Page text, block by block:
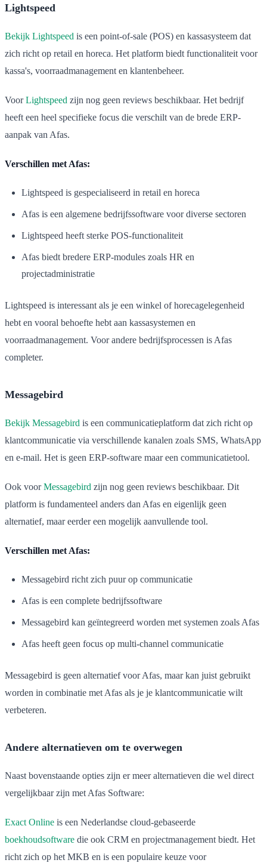
Lightspeed
Bekijk Lightspeed is een point-of-sale (POS) en kassasysteem dat
zich richt op retail en horeca. Het platform biedt functionaliteit voor
kassa's, voorraadmanagement en klantenbeheer.
VoorLightspeed zijn nog geen reviews beschikbaar. Het bedrijf
heeft een heel specifieke focus die verschilt van de brede ERP-
aanpak van Afas.
Verschillen met Afas:
Lightspeed is gespecialiseerd in retail en horeca
Afas is een algemene bedrijfssoftware voor diverse sectoren
Lightspeed heeft sterke POS-functionaliteit
Afas biedt bredere ERP-modules zoals HR en
projectadministratie
Lightspeed is interessant als je een winkel of horecagelegenheid
hebt en vooral behoefte hebt aan kassasystemen en
voorraadmanagement. Voor andere bedrijfsprocessen is Afas
completer.
Messagebird
Bekijk Messagebird is een communicatieplatform dat zich richt op
klantcommunicatie via verschillende kanalen zoals SMS, WhatsApp
en e-mail. Het is geen ERP-software maar een communicatietool.
Ook voorMessagebird zijn nog geen reviews beschikbaar. Dit
platform is fundamenteel anders dan Afas en eigenlijk geen
alternatief, maar eerder een mogelijk aanvullende tool.
Verschillen met Afas:
Messagebird richt zich puur op communicatie
Afas is een complete bedrijfssoftware
Messagebird kan geïntegreerd worden met systemen zoals Afas
Afas heeft geen focus op multi-channel communicatie
Messagebird is geen alternatief voor Afas, maar kan juist gebruikt
worden in combinatie met Afas als je je klantcommunicatie wilt
verbeteren.
Andere alternatieven om te overwegen
Naast bovenstaande opties zijn er meer alternatieven die wel direct
vergelijkbaar zijn met Afas Software:
Exact Online is een Nederlandse cloud-gebaseerde
boekhoudsoftware die ook CRM en projectmanagement biedt. Het
richt zich op het MKB en is een populaire keuze voor